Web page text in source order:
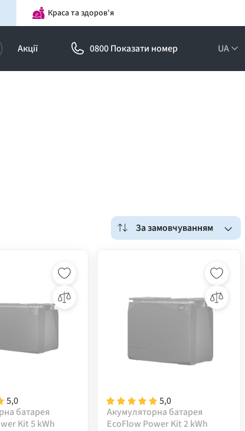
Краса та здоров'я
Акції 0800 Показати номер UA
За замовчуванням
5,0
батарея
Kit 5 kWh
5,0
Акумуляторна батарея
EcoFlow Power Kit 2 kWh